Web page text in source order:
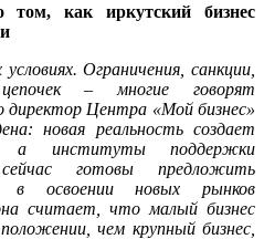
как иркутский бизнес
Ограничения, санкции,
– многие говорят
директор Центра «Мой бизнес»
новая реальность создает
а институты поддержки
готовы предложить
в освоении новых рынков
считает, что малый бизнес
чем крупный бизнес,